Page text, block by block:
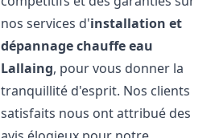
nos services d'installation et
dépannage chauffe eau
Lallaing, pour vous donner la
tranquillité d'esprit. Nos clients
satisfaits nous ont attribué des